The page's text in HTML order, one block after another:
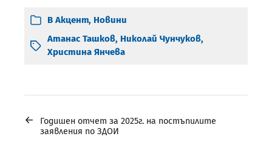
В Акцент, Новини
Атанас Ташков, Николай Чунчуков,
Христина Янчева
←
Годишен отчет за 2025г. на постъпилите
заявления по ЗДОИ